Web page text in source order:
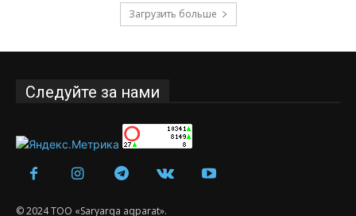
Загрузить больше
Следуйте за нами
© 2024 ТОО «Saryarqa aqparat».